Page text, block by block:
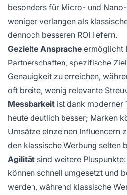
besonders für Micro- und
weniger verlangen als
dennoch besseren ROI liefern.
Gezielte Ansprache ermöglicht
Partnerschaften, spezifische
Genauigkeit zu erreichen,
oft breite, wenig relevante
Messbarkeit ist dank moderner
heute deutlich besser; Marken
Umsätze einzelnen Influencern
den klassische Werbung selten
Agilität sind weitere
können schnell umgesetzt und
werden, während klassische